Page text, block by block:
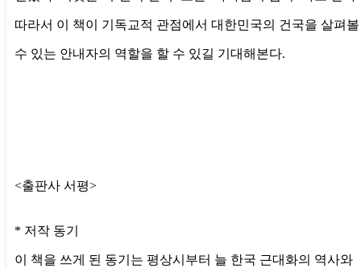
따라서 이 책이 기독교적 관점에서 대한민국의 건국을 살펴볼
수 있는 안내자의 역할을 할 수 있길 기대해본다.
<출판사 서평>
* 저작 동기
이 책을 쓰게 된 동기는 평상시부터 늘 한국 근대화의 역사와